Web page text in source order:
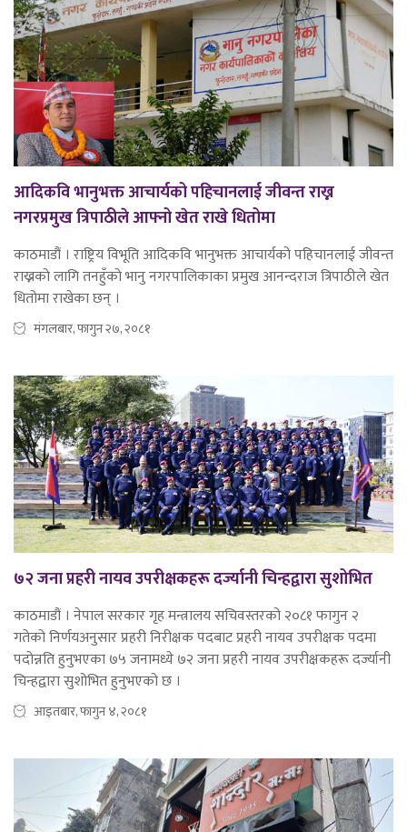
आदिकवि भानुभक्त आचार्यको पहिचानलाई जीवन्त राख्न
नगरप्रमुख त्रिपाठीले आफ्नो खेत राखे धितोमा
काठमाडौं । राष्ट्रिय विभूति आदिकवि भानुभक्त आचार्यको पहिचानलाई जीवन्त
राख्नको लागि तनहुँको भानु नगरपालिकाका प्रमुख आनन्दराज त्रिपाठीले खेत
धितोमा राखेका छन् ।
मंगलबार, फागुन २७, २०८१
७२ जना प्रहरी नायव उपरीक्षकहरू दर्ज्यानी चिन्हद्वारा सुशोभित
काठमाडौं । नेपाल सरकार गृह मन्त्रालय सचिवस्तरको २०८१ फागुन २
गतेको निर्णयअनुसार प्रहरी निरीक्षक पदबाट प्रहरी नायव उपरीक्षक पदमा
पदोन्नति हुनुभएका ७५ जनामध्ये ७२ जना प्रहरी नायव उपरीक्षकहरू दर्ज्यानी
चिन्हद्वारा सुशोभित हुनुभएको छ ।
आइतबार, फागुन ४, २०८१